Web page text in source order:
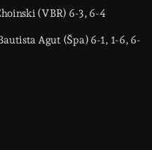
(VBR) 6-3, 6-4
Agut (Špa) 6-1, 1-6, 6-